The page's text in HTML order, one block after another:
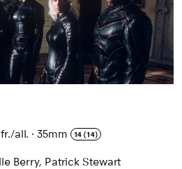
all. ·35mm 14 (14)
Berry, Patrick Stewart